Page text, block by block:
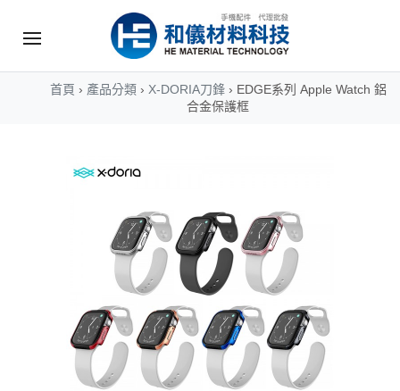
首頁 › 產品分類› X-DORIA刀鋒› EDGE系列 Apple Watch 鋁
合金保護框